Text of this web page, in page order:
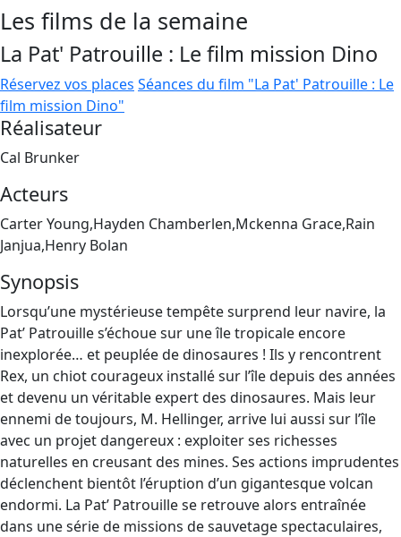
Les films de la semaine
La Pat' Patrouille : Le film mission Dino
Réservez vos places Séances du film "La Pat' Patrouille : Le
film mission Dino"
Réalisateur
Cal Brunker
Acteurs
Carter Young,Hayden Chamberlen,Mckenna Grace,Rain
Janjua,Henry Bolan
Synopsis
Lorsqu’une mystérieuse tempête surprend leur navire, la
Pat’ Patrouille s’échoue sur une île tropicale encore
inexplorée… et peuplée de dinosaures ! Ils y rencontrent
Rex, un chiot courageux installé sur l’île depuis des années
et devenu un véritable expert des dinosaures. Mais leur
ennemi de toujours, M. Hellinger, arrive lui aussi sur l’île
avec un projet dangereux : exploiter ses richesses
naturelles en creusant des mines. Ses actions imprudentes
déclenchent bientôt l’éruption d’un gigantesque volcan
endormi. La Pat’ Patrouille se retrouve alors entraînée
dans une série de missions de sauvetage spectaculaires,